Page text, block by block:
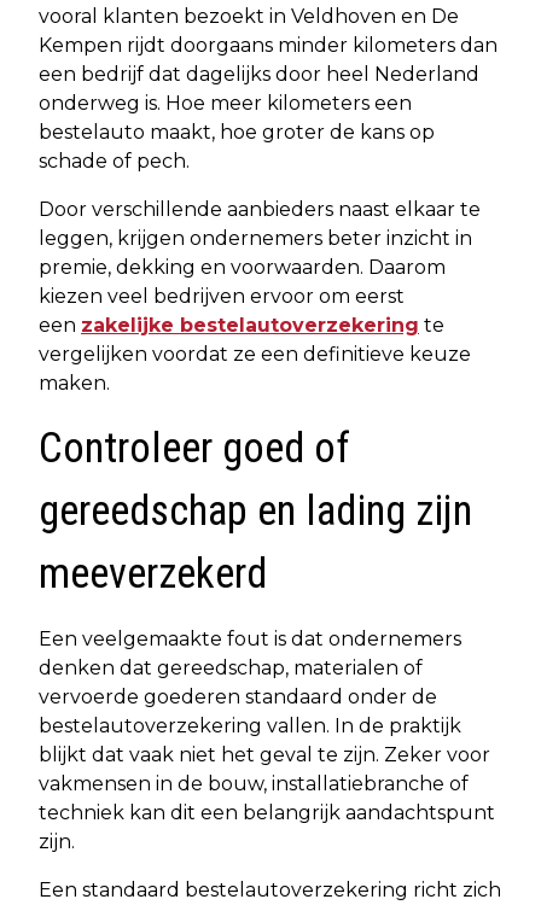
vooral klanten bezoekt in Veldhoven en De
Kempen rijdt doorgaans minder kilometers dan
een bedrijf dat dagelijks door heel Nederland
onderweg is. Hoe meer kilometers een
bestelauto maakt, hoe groter de kans op
schade of pech.
Door verschillende aanbieders naast elkaar te
leggen, krijgen ondernemers beter inzicht in
premie, dekking en voorwaarden. Daarom
kiezen veel bedrijven ervoor om eerst
een zakelijke bestelautoverzekering te
vergelijken voordat ze een definitieve keuze
maken.
Controleer goed of
gereedschap en lading zijn
meeverzekerd
Een veelgemaakte fout is dat ondernemers
denken dat gereedschap, materialen of
vervoerde goederen standaard onder de
bestelautoverzekering vallen. In de praktijk
blijkt dat vaak niet het geval te zijn. Zeker voor
vakmensen in de bouw, installatiebranche of
techniek kan dit een belangrijk aandachtspunt
zijn.
Een standaard bestelautoverzekering richt zich